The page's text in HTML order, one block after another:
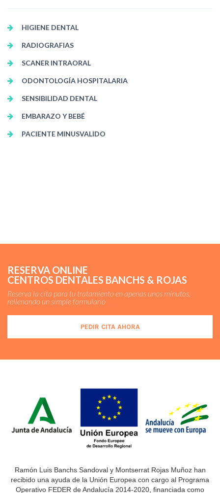
HIGIENE DENTAL
RADIOGRAFIAS
SCANER INTRAORAL
ODONTOLOGÍA HOSPITALARIA
SENSIBILIDAD DENTAL
EMBARAZO Y BEBÉ
PACIENTE MINUSVALIDO
RESERVA ONLINE
CENTROS DENTALES BANCHS & ROJAS
Reserva la cita para tu tratamiento en apenas unos minutos,
rellenando un simple formulario
PEDIR CITA AHORA
Ramón Luis Banchs Sandoval y Montserrat Rojas Muñoz han
recibido una ayuda de la Unión Europea con cargo al Programa
Operativo FEDER de Andalucía 2014-2020, financiada como